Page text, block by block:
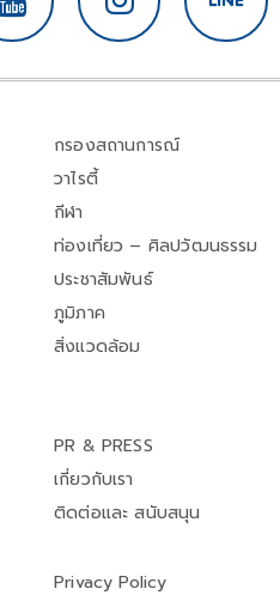
กรองสถานการณ์
วาไรตี้
กีฬา
ท่องเที่ยว – ศิลปวัฒนธรรม
ประชาสัมพันธ์
ภูมิภาค
สิ่งแวดล้อม
PR & PRESS
เกี่ยวกับเรา
ติดต่อและ สนับสนุน
Privacy Policy